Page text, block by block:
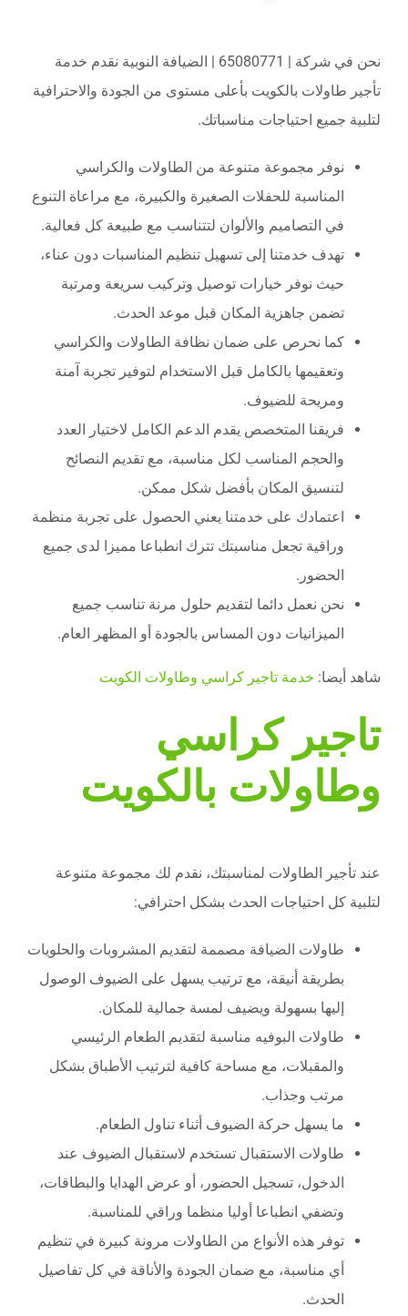
نحن في شركة | 65080771 | الضيافة النوبية نقدم خدمة
تأجير طاولات بالكويت بأعلى مستوى من الجودة والاحترافية
لتلبية جميع احتياجات مناسباتك.
نوفر مجموعة متنوعة من الطاولات والكراسي
المناسبة للحفلات الصغيرة والكبيرة، مع مراعاة التنوع
في التصاميم والألوان لتتناسب مع طبيعة كل فعالية.
تهدف خدمتنا إلى تسهيل تنظيم المناسبات دون عناء،
حيث نوفر خيارات توصيل وتركيب سريعة ومرتبة
تضمن جاهزية المكان قبل موعد الحدث.
كما نحرص على ضمان نظافة الطاولات والكراسي
وتعقيمها بالكامل قبل الاستخدام لتوفير تجربة آمنة
ومريحة للضيوف.
فريقنا المتخصص يقدم الدعم الكامل لاختيار العدد
والحجم المناسب لكل مناسبة، مع تقديم النصائح
لتنسيق المكان بأفضل شكل ممكن.
اعتمادك على خدمتنا يعني الحصول على تجربة منظمة
وراقية تجعل مناسبتك تترك انطباعا مميزا لدى جميع
الحضور.
نحن نعمل دائما لتقديم حلول مرنة تناسب جميع
الميزانيات دون المساس بالجودة أو المظهر العام.
شاهد أيضا: خدمة تاجير كراسي وطاولات الكويت
تاجير كراسي
وطاولات بالكويت
عند تأجير الطاولات لمناسبتك، نقدم لك مجموعة متنوعة
لتلبية كل احتياجات الحدث بشكل احترافي:
طاولات الضيافة مصممة لتقديم المشروبات والحلويات
بطريقة أنيقة، مع ترتيب يسهل على الضيوف الوصول
إليها بسهولة ويضيف لمسة جمالية للمكان.
طاولات البوفيه مناسبة لتقديم الطعام الرئيسي
والمقبلات، مع مساحة كافية لترتيب الأطباق بشكل
مرتب وجذاب.
ما يسهل حركة الضيوف أثناء تناول الطعام.
طاولات الاستقبال تستخدم لاستقبال الضيوف عند
الدخول، تسجيل الحضور، أو عرض الهدايا والبطاقات،
وتضفي انطباعا أوليا منظما وراقي للمناسبة.
توفر هذه الأنواع من الطاولات مرونة كبيرة في تنظيم
أي مناسبة، مع ضمان الجودة والأناقة في كل تفاصيل
الحدث.